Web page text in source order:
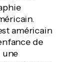
américain
de
une